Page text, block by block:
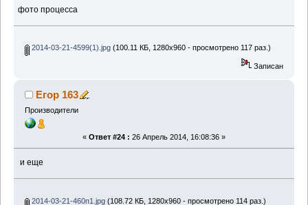
фото процесса
2014-03-21-4599(1).jpg(100.11 КБ, 1280x960 - просмотрено 117 раз.)
Записан
Егор 163
Производители
« Ответ #24 : 26 Апрель 2014, 16:08:36 »
и еще
2014-03-21-460п1.jpg(108.72 КБ, 1280x960 - просмотрено 114 раз.)